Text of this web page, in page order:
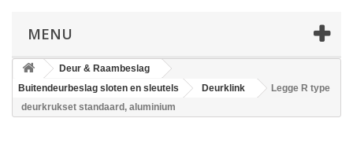
MENU
Deur & Raambeslag
Buitendeurbeslag sloten en sleutels
Deurklink
Legge R type
deurkrukset standaard, aluminium